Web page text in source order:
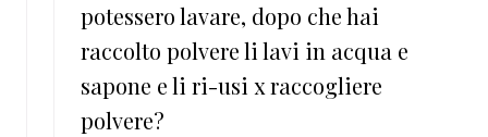
potessero lavare, dopo che hai
raccolto polvere li lavi in acqua e
sapone e li ri-usi x raccogliere
polvere?